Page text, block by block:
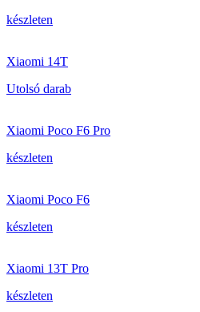
készleten
Xiaomi 14T
Utolsó darab
Xiaomi Poco F6 Pro
készleten
Xiaomi Poco F6
készleten
Xiaomi 13T Pro
készleten